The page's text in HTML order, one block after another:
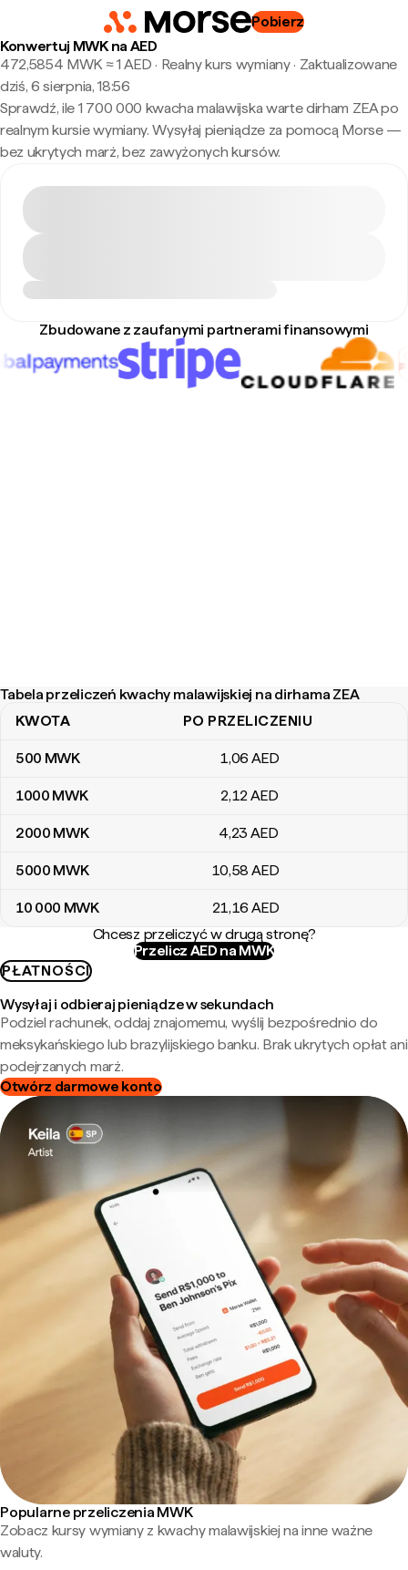
Pobierz
Konwertuj MWK na AED
472,5854 MWK ≈ 1 AED · Realny kurs wymiany· Zaktualizowane
dziś, 6 sierpnia, 18:56
Sprawdź, ile 1 700 000 kwacha malawijska warte dirham ZEA po
realnym kursie wymiany. Wysyłaj pieniądze za pomocą Morse —
bez ukrytych marż, bez zawyżonych kursów.
Zbudowane z zaufanymi partnerami finansowymi
Tabela przeliczeń kwachy malawijskiej na dirhama ZEA
Tabela przeliczeń kwachy malawijskiej na dirhama ZEA
KWOTA PO PRZELICZENIU
500 MWK 1,06 AED
1000 MWK 2,12AED
2000 MWK 4,23 AED
5000 MWK 10,58 AED
10 000 MWK 21,16 AED
Chcesz przeliczyć w drugą stronę?
Przelicz AED na MWK
PŁATNOŚCI
Wysyłaj i odbieraj pieniądze w sekundach
Podziel rachunek, oddaj znajomemu, wyślij bezpośrednio do
meksykańskiego lub brazylijskiego banku. Brak ukrytych opłat ani
podejrzanych marż.
Otwórz darmowe konto
Popularne przeliczenia MWK
Zobacz kursy wymiany z kwachy malawijskiej na inne ważne
waluty.